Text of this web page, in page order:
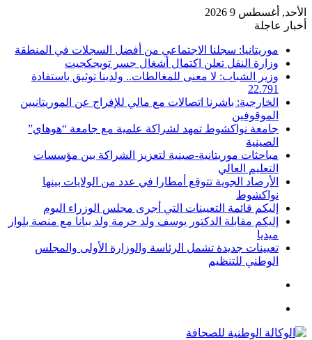
الأحد, أغسطس 9 2026
أخبار عاجلة
موريتانيا: سجلنا الاجتماعي من أفضل السجلات في المنطقة
وزارة النقل تعلن اكتمال أشغال جسر تويجكجيت
وزير الشباب: لا معنى للمغالطات.. ولدينا توثيق باستفادة
22.791
الخارجية: باشرنا اتصالات مع مالي للإفراج عن الموريتانيين
الموقوفين
جامعة نواكشوط تمهد لشراكة علمية مع جامعة “هوهاي”
الصينية
مباحثات موريتانية-صينية لتعزيز الشراكة بين مؤسسات
التعليم العالي
الأرصاد الجوية تتوقع أمطارا في عدد من الولايات بينها
نواكشوط
إليكم قائمة التعيينات التي أجرى مجلس الوزراء اليوم
إليكم مقابلة الدكتور يوسف ولد حرمة ولد ببانا مع منصة بلوار
ميديا
تعيينات جديدة تشمل الرئاسة والوزارة الأولى والمجلس
الوطني للتنظيم